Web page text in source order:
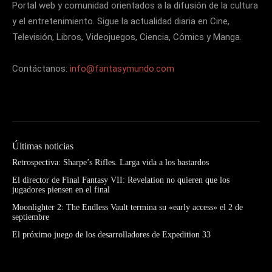
Portal web y comunidad orientados a la difusión de la cultura
y el entretenimiento. Sigue la actualidad diaria en Cine,
Televisión, Libros, Videojuegos, Ciencia, Cómics y Manga.
Contáctanos: info@fantasymundo.com
Últimas noticias
Retrospectiva: Sharpe’s Rifles. Larga vida a los bastardos
El director de Final Fantasy VII: Revelation no quieren que los
jugadores piensen en el final
Moonlighter 2: The Endless Vault termina su «early access» el 2 de
septiembre
El próximo juego de los desarrolladores de Expedition 33